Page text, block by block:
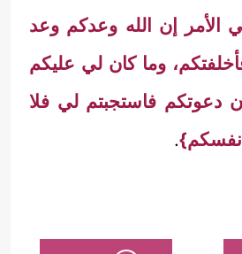
الأمر إن الله وعدكم وعد
وما كان لي عليكم
دعوتكم فاستجبتم لي فلا
.